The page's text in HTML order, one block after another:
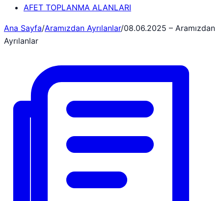
AFET TOPLANMA ALANLARI
Ana Sayfa/Aramızdan Ayrılanlar/08.06.2025 – Aramızdan
Ayrılanlar